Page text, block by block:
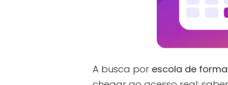
A busca por escola de